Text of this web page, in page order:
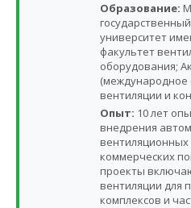
Образование:
университет
факультет
оборудования;
(международное
вентиляции и
Опыт: 10 лет
внедрения
вентиляционных
коммерческих
проекты
вентиляции для
комплексов и